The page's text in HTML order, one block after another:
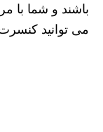
باشند و شما با
می توانید